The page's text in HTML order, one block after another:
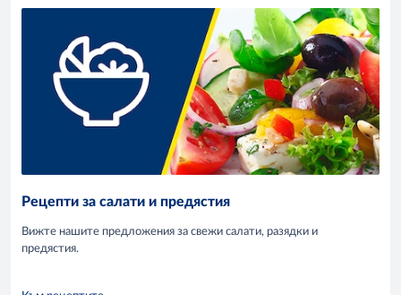
Рецепти за салати и предястия
Вижте нашите предложения за свежи салати, разядки и
предястия.